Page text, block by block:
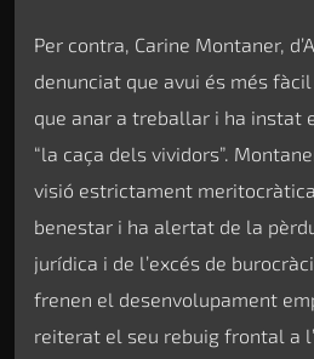
Per contra, Carine Montaner,
denunciat que avui és més
que anar a treballar i ha instat
“la caça dels vividors”.
visió estrictament
benestar i ha alertat de la
jurídica i de l’excés de
frenen el desenvolupament
reiterat el seu rebuig frontal a